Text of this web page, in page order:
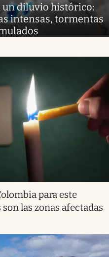
un diluvio histórico:
intensas, tormentas
para este
las zonas afectadas